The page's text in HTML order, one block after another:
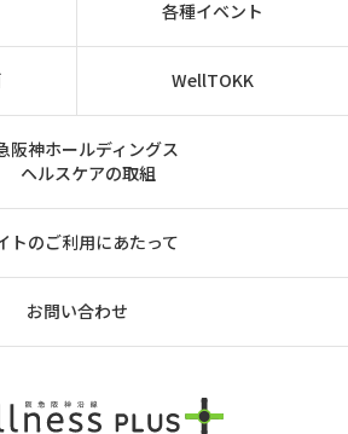
各種イベント
WellTOKK
阪神ホールディングス
ヘルスケアの取組
トのご利用にあたって
お問い合わせ